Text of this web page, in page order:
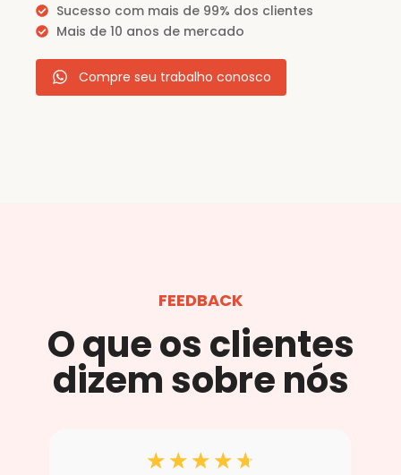
Sucesso com mais de 99% dos clientes
Mais de 10 anos de mercado
Compre seu trabalho conosco
FEEDBACK
O que os clientes
dizem sobre nós
☆ ☆ ☆ ☆ ☆